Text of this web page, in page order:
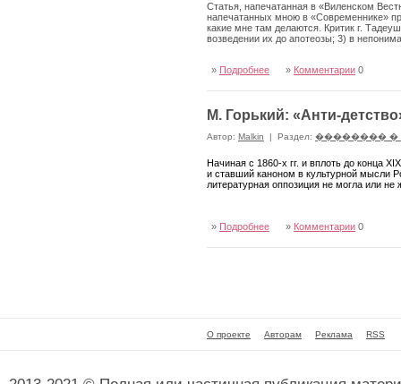
Статья, напечатанная в «Виленском
напечатанных мною в «Современнике»
какие мне там делаются. Критик г.
возведении их до апотеозы; 3) в
» Подробнее » Комментарии 0
М. Горький: «Анти-
Автор: Malkin | Раздел: ��������
Начиная с 1860-х гг. и вплоть до конца
и ставший каноном в культурной мысли
литературная оппозиция не могла или
» Подробнее » Комментарии 0
О проекте Авторам Реклама RSS